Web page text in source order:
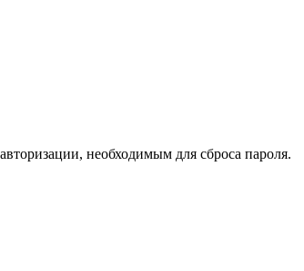
необходимым для сброса пароля.